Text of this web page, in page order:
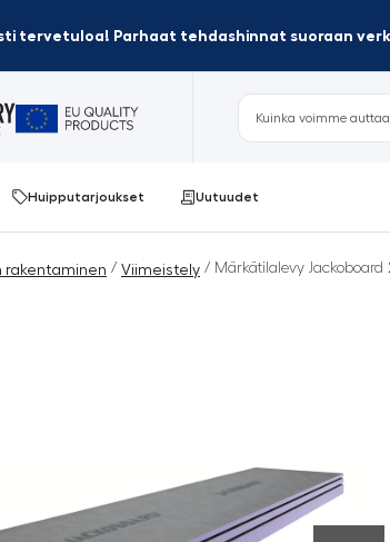
tervetuloa! Parhaat tehdashinnat suoraan
Huipputarjoukset Uutuudet
rakentaminen / Viimeistely / Märkätilalevy